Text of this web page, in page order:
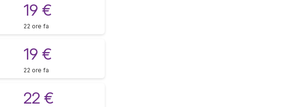
19 €
22 ore fa
19 €
22 ore fa
22 €